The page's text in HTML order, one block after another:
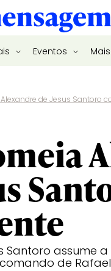
Eventos Mais
de Jesus Santoro
Santoro assume
de Rafael